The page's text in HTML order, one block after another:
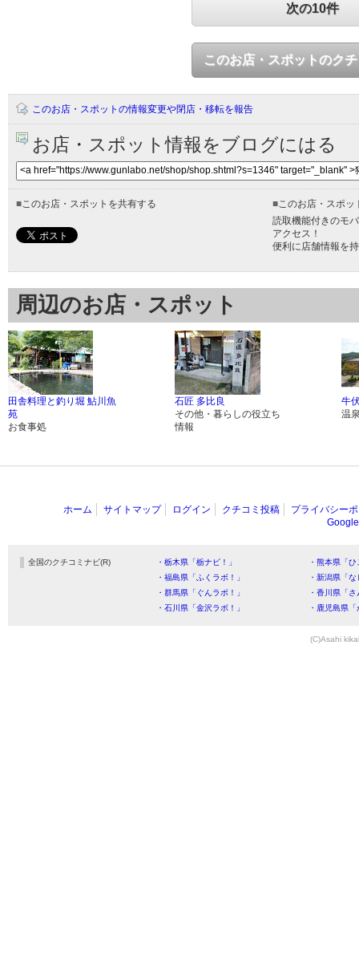
次の10件
このお店・スポットのク
このお店・スポットの情報変更や閉店・移転を報告
お店・スポット情報をブログにはる
■ このお店・スポットを共有する ■ このお店・スポ
読取機能付きのモ
アクセス！
便利に店舗情報を
周辺のお店・スポット
田舎料理と釣り堀 鮎川魚
苑
お食事処
石匠 多比良
その他・暮らしの役立ち
情報
牛
温
ホーム サイトマップ ログイン クチコミ投稿
プライバシー
全国のクチコミナビ(R) ・栃木県「栃ナビ！」
・熊本県「
・福島県「ふくラボ！」
・新潟県「
・群馬県「ぐんラボ！」
・香川県「
・石川県「金沢ラボ！」
・鹿児島県
(C)Asahi